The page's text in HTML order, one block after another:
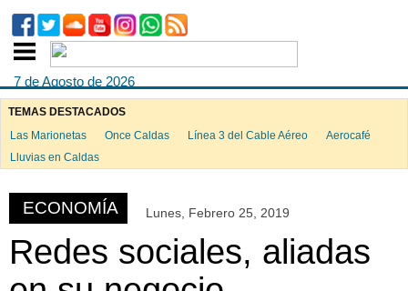
7 de Agosto de 2026
TEMAS DESTACADOS
Las Marionetas
Once Caldas Línea 3 del Cable Aéreo
Aerocafé
Lluvias en Caldas
ECONOMÍA Lunes, Febrero 25, 2019
Redes sociales, aliadas